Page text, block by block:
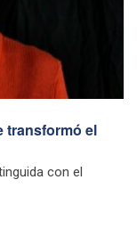
transformó el
con el